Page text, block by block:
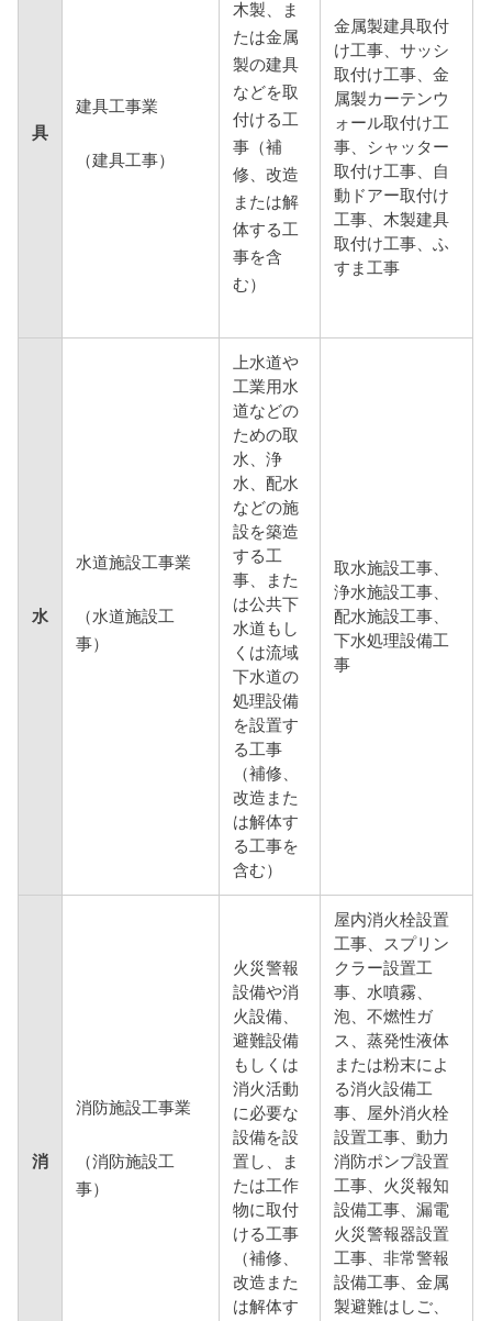
具
建具工事業
（建具工事）
木製、ま
たは金属
製の建具
などを取
付ける工
事（補
修、改造
または解
体する工
事を含
む）
金属製建具取付
け工事、サッシ
取付け工事、金
属製カーテンウ
ォール取付け工
事、シャッター
取付け工事、自
動ドアー取付け
工事、木製建具
取付け工事、ふ
すま工事
水
水道施設工事業
（水道施設工
事）
上水道や
工業用水
道などの
ための取
水、浄
水、配水
などの施
設を築造
する工
事、また
は公共下
水道もし
くは流域
下水道の
処理設備
を設置す
る工事
（補修、
改造また
は解体す
る工事を
含む）
取水施設工事、
浄水施設工事、
配水施設工事、
下水処理設備工
事
消
消防施設工事業
（消防施設工
事）
火災警報
設備や消
火設備、
避難設備
もしくは
消火活動
に必要な
設備を設
置し、ま
たは工作
物に取付
ける工事
（補修、
改造また
は解体す
屋内消火栓設置
工事、スプリン
クラー設置工
事、水噴霧、
泡、不燃性ガ
ス、蒸発性液体
または粉末によ
る消火設備工
事、屋外消火栓
設置工事、動力
消防ポンプ設置
工事、火災報知
設備工事、漏電
火災警報器設置
工事、非常警報
設備工事、金属
製避難はしご、